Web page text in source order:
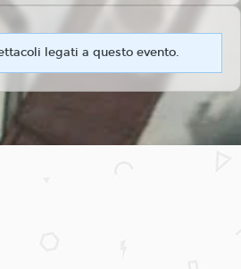
legati a questo evento.